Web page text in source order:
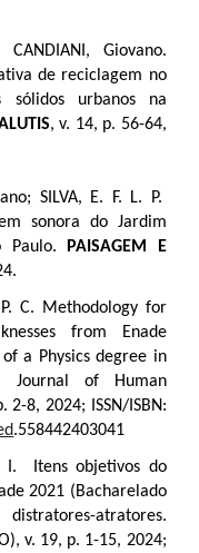
CANDIANI, Giovano.
de reciclagem no
sólidos urbanos na
, v. 14, p. 56-64,
SILVA, E. F. L. P.
sonora do Jardim
Paulo.PAISAGEM E
P. C. Methodology for
from Enade
a Physics degree in
Journal of Human
2-8, 2024; ISSN/ISBN:
.558442403041
I. Itens objetivos do
2021 (Bacharelado
atratores.
v. 19, p. 1-15, 2024;